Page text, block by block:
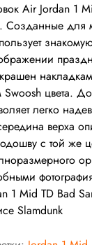
Air Jordan 1
Созданные
цвета.
легко
верха
с той же
1 Mid TD Bad
Slamdunk